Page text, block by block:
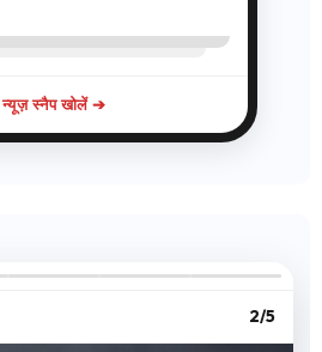
न्यूज़ स्नैप खोलें ➔
3/5